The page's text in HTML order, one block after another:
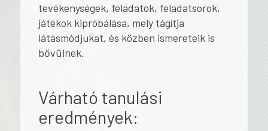
tevékenységek, feladatok, feladatsorok,
játékok kipróbálása, mely tágítja
látásmódjukat, és közben ismereteik is
bővülnek.
Várható tanulási
eredmények: